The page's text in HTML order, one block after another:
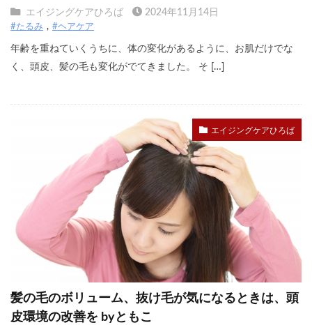
エイジングケアひろば 2024年11月14日
#たるみ #ヘアケア
年齢を重ねていくうちに、体の変化があるように、お肌だけでな
く、頭皮、髪の毛も変化がでてきました。 そ […]
エイジングケアひろば
髪の毛のボリューム、抜け毛が気になるときは、頭
皮環境の改善を byともこ